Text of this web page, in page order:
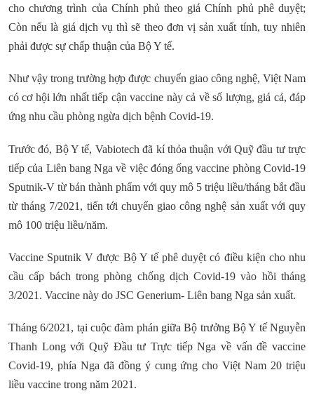
cho chương trình của Chính phủ theo giá Chính phủ phê duyệt;
Còn nếu là giá dịch vụ thì sẽ theo đơn vị sản xuất tính, tuy nhiên
phải được sự chấp thuận của Bộ Y tế.
Như vậy trong trường hợp được chuyển giao công nghệ, Việt Nam
có cơ hội lớn nhất tiếp cận vaccine này cả về số lượng, giá cả, đáp
ứng nhu cầu phòng ngừa dịch bệnh Covid-19.
Trước đó, Bộ Y tế, Vabiotech đã kí thỏa thuận với Quỹ đầu tư trực
tiếp của Liên bang Nga về việc đóng ống vaccine phòng Covid-19
Sputnik-V từ bán thành phẩm với quy mô 5 triệu liều/tháng bắt đầu
từ tháng 7/2021, tiến tới chuyển giao công nghệ sản xuất với quy
mô 100 triệu liều/năm.
Vaccine Sputnik V được Bộ Y tế phê duyệt có điều kiện cho nhu
cầu cấp bách trong phòng chống dịch Covid-19 vào hồi tháng
3/2021. Vaccine này do JSC Generium- Liên bang Nga sản xuất.
Tháng 6/2021, tại cuộc đàm phán giữa Bộ trưởng Bộ Y tế Nguyễn
Thanh Long với Quỹ Đầu tư Trực tiếp Nga về vấn đề vaccine
Covid-19, phía Nga đã đồng ý cung ứng cho Việt Nam 20 triệu
liều vaccine trong năm 2021.